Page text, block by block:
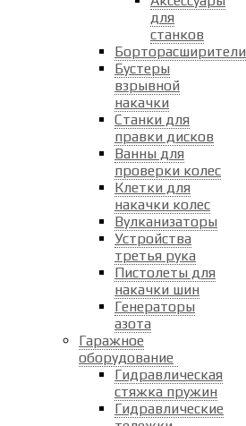
для
станков
Борторасширители
Бустеры
взрывной
накачки
Станки для
правки дисков
Ванны для
проверки колес
Клетки для
накачки колес
Вулканизаторы
Устройства
третья рука
Пистолеты для
накачки шин
Генераторы
азота
Гаражное
оборудование
Гидравлическая
стяжка пружин
Гидравлические